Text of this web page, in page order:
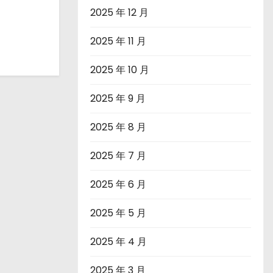
2025 年 12 月
2025 年 11 月
2025 年 10 月
2025 年 9 月
2025 年 8 月
2025 年 7 月
2025 年 6 月
2025 年 5 月
2025 年 4 月